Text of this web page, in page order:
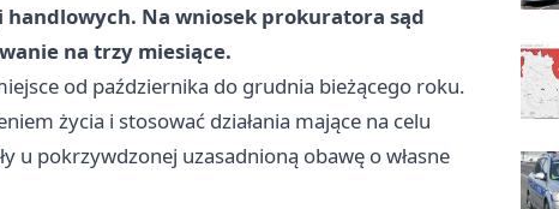
handlowych. Na wniosek prokuratora sąd
na trzy miesiące.
od października do grudnia bieżącego roku.
życia i stosować działania mające na celu
u pokrzywdzonej uzasadnioną obawę o własne